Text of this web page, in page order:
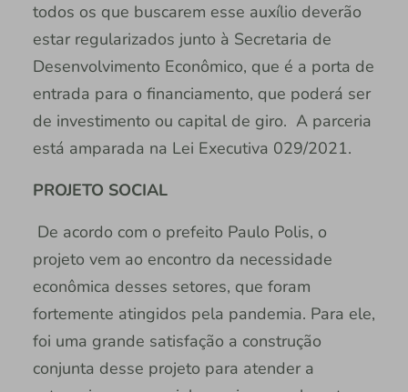
todos os que buscarem esse auxílio deverão
estar regularizados junto à Secretaria de
Desenvolvimento Econômico, que é a porta de
entrada para o financiamento, que poderá ser
de investimento ou capital de giro. A parceria
está amparada na Lei Executiva 029/2021.
PROJETO SOCIAL
De acordo com o prefeito Paulo Polis, o
projeto vem ao encontro da necessidade
econômica desses setores, que foram
fortemente atingidos pela pandemia. Para ele,
foi uma grande satisfação a construção
conjunta desse projeto para atender a